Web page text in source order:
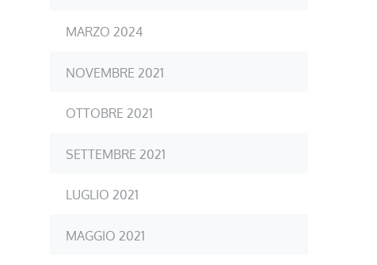
MARZO 2024
NOVEMBRE 2021
OTTOBRE 2021
SETTEMBRE 2021
LUGLIO 2021
MAGGIO 2021